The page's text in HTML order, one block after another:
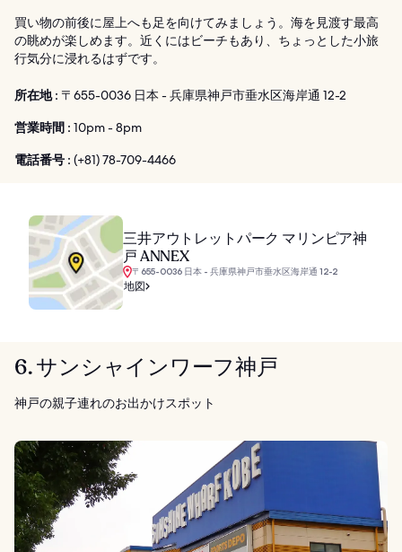
買い物の前後に屋上へも足を向けてみましょう。海を見渡す最高
の眺めが楽しめます。近くにはビーチもあり、ちょっとした小旅
行気分に浸れるはずです。
所在地 : 〒655-0036 日本 - 兵庫県神戸市垂水区海岸通 12-2
営業時間 : 10pm - 8pm
電話番号 : (+81) 78-709-4466
三井アウトレットパーク マリンピア神
戸 ANNEX
〒655-0036 日本 - 兵庫県神戸市垂水区海岸通 12-2
地図
6. サンシャインワーフ神戸
神戸の親子連れのお出かけスポット